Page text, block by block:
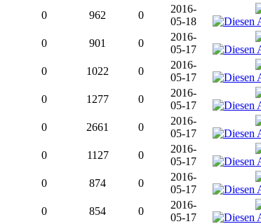
0 962 0
2016-
05-18
0 901 0
2016-
05-17
0 1022 0
2016-
05-17
0 1277 0
2016-
05-17
0 2661 0
2016-
05-17
0 1127 0
2016-
05-17
0 874 0
2016-
05-17
0 854 0
2016-
05-17